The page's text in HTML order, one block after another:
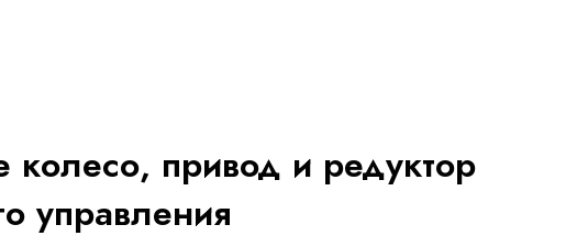
колесо, привод и редуктор
управления